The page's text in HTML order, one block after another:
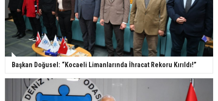
Başkan Doğusel: “Kocaeli Limanlarında İhracat Rekoru Kırıldı!”